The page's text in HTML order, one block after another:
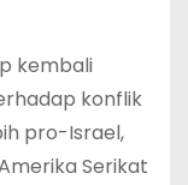
kembali
konflik
pro-Israel,
Serikat